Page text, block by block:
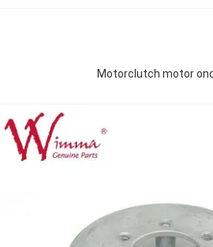
Motorclutch motor